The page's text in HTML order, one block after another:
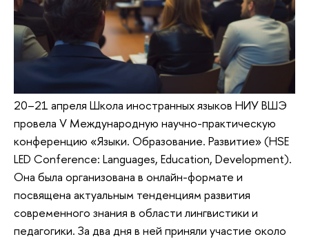
20–21 апреля Школа иностранных языков НИУ ВШЭ
провела V Международную научно-практическую
конференцию «Языки. Образование. Развитие» (HSE
LED Conference: Languages, Education, Development).
Она была организована в онлайн-формате и
посвящена актуальным тенденциям развития
современного знания в области лингвистики и
педагогики. За два дня в ней приняли участие около